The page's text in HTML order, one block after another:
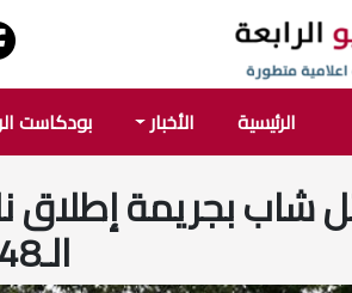
الرئيسية الأخبار بودكاست
شاب بجريمة إطلاق
الـ48